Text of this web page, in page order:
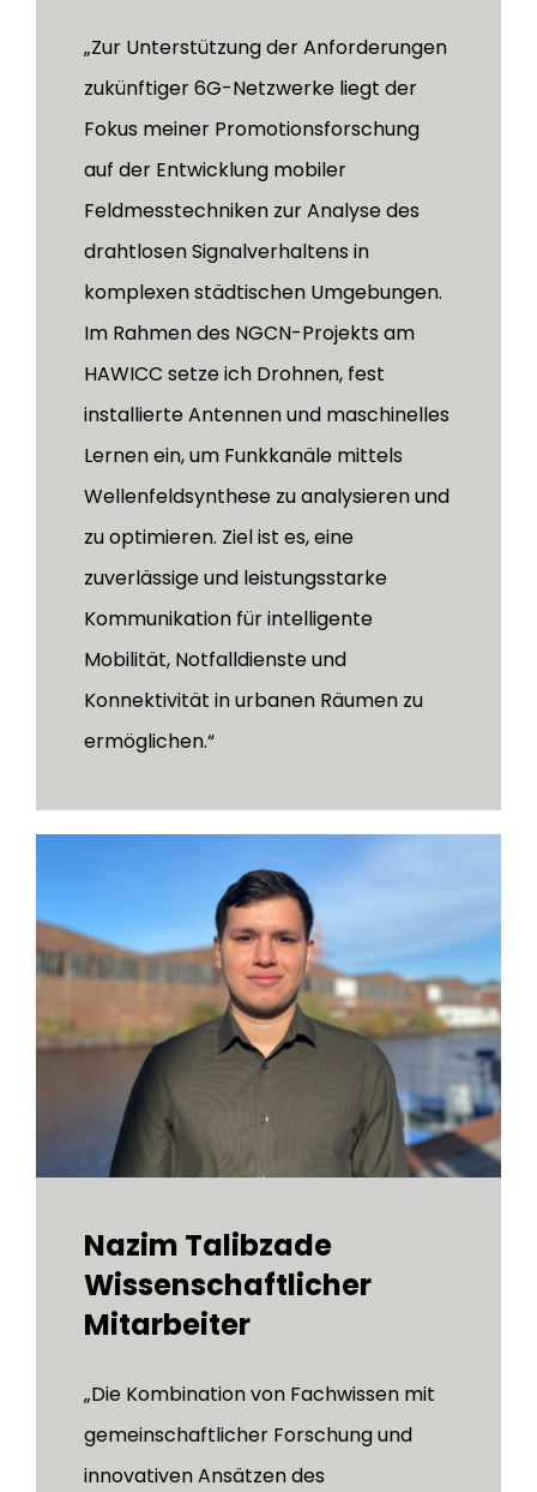
„Zur Unterstützung der Anforderungen
zukünftiger 6G-Netzwerke liegt der
Fokus meiner Promotionsforschung
auf der Entwicklung mobiler
Feldmesstechniken zur Analyse des
drahtlosen Signalverhaltens in
komplexen städtischen Umgebungen.
Im Rahmen des NGCN-Projekts am
HAWICC setze ich Drohnen, fest
installierte Antennen und maschinelles
Lernen ein, um Funkkanäle mittels
Wellenfeldsynthese zu analysieren und
zu optimieren. Ziel ist es, eine
zuverlässige und leistungsstarke
Kommunikation für intelligente
Mobilität, Notfalldienste und
Konnektivität in urbanen Räumen zu
ermöglichen.“
Nazim Talibzade
Wissenschaftlicher
Mitarbeiter
„Die Kombination von Fachwissen mit
gemeinschaftlicher Forschung und
innovativen Ansätzen des